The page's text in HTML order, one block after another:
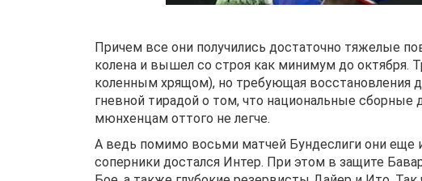
Причем все они получились достаточно тяжелые
колена и вышел со строя как минимум до октября.
коленным хрящом), но требующая восстановления
гневной тирадой о том, что национальные
мюнхенцам оттого не легче.
А ведь помимо восьми матчей Бундеслиги они
соперники достался Интер. При этом в защите